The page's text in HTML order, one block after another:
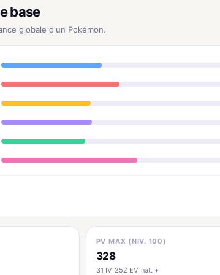
base
globale d'un Pokémon.
PV MAX (NIV. 100)
328
31 IV, 252 EV, nat. +